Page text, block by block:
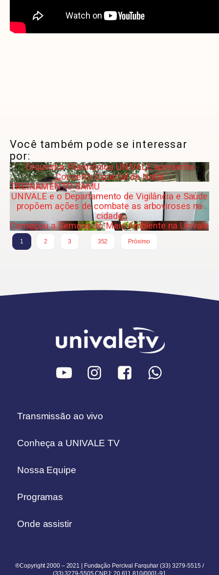
Você também pode se interessar
por:
Orquestra Filarmônica UNIVALE apresenta
Concerto Especial de Natal
TREINAMENTO SAMU
UNIVALE e o Departamento de Vigilância e Saúde
propõem ações de combate as arboviroses na
cidade
Começou a Semana do Meio Ambiente na Univale
1 2 3
352
Próximo
Transmissão ao vivo
Conheça a UNIVALE TV
Nossa Equipe
Programas
Onde assistir
®Copyright 2000 – 2021 | Fundação Percival Farquhar (33) 3279-5515 /
(33) 3279-5505 CNPJ: 20.611.810/0001-91